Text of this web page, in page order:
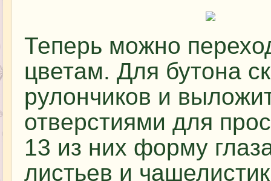
Теперь можно
цветам. Для бутона
рулончиков и
отверстиями для
13 из них форму
листьев и